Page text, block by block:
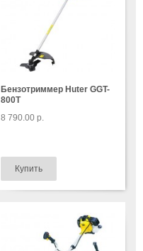
Бензотриммер Huter GGT-
800T
8 790.00 р.